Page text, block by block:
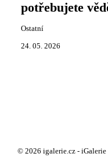
potřebujete
Ostatní
24. 05. 2026
© 2026 igalerie.cz - iGalerie